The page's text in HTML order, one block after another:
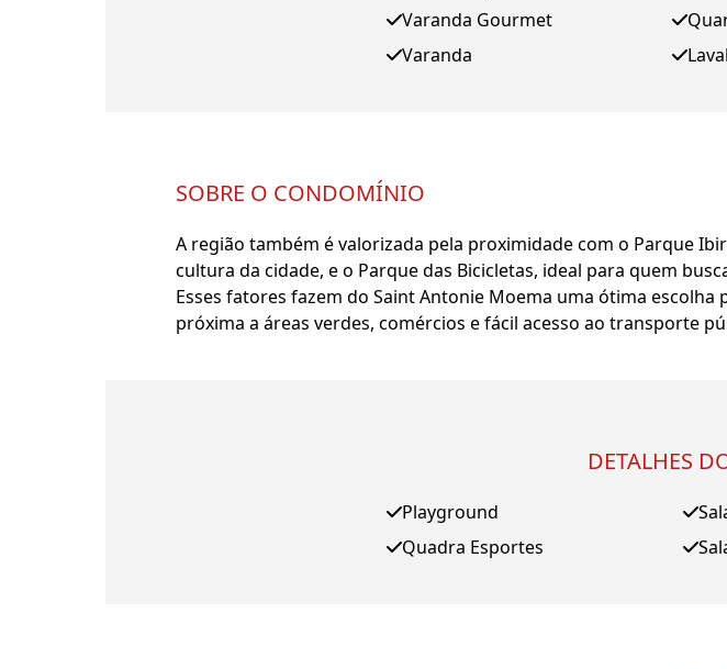
Varanda Gourmet
Varanda
SOBRE O CONDOMÍNIO
A região também é valorizada pela proximidade com o Parque
cultura da cidade, e o Parque das Bicicletas, ideal para quem
Esses fatores fazem do Saint Antonie Moema uma ótima
próxima a áreas verdes, comércios e fácil acesso ao transporte
DETALHES
Playground
Quadra Esportes